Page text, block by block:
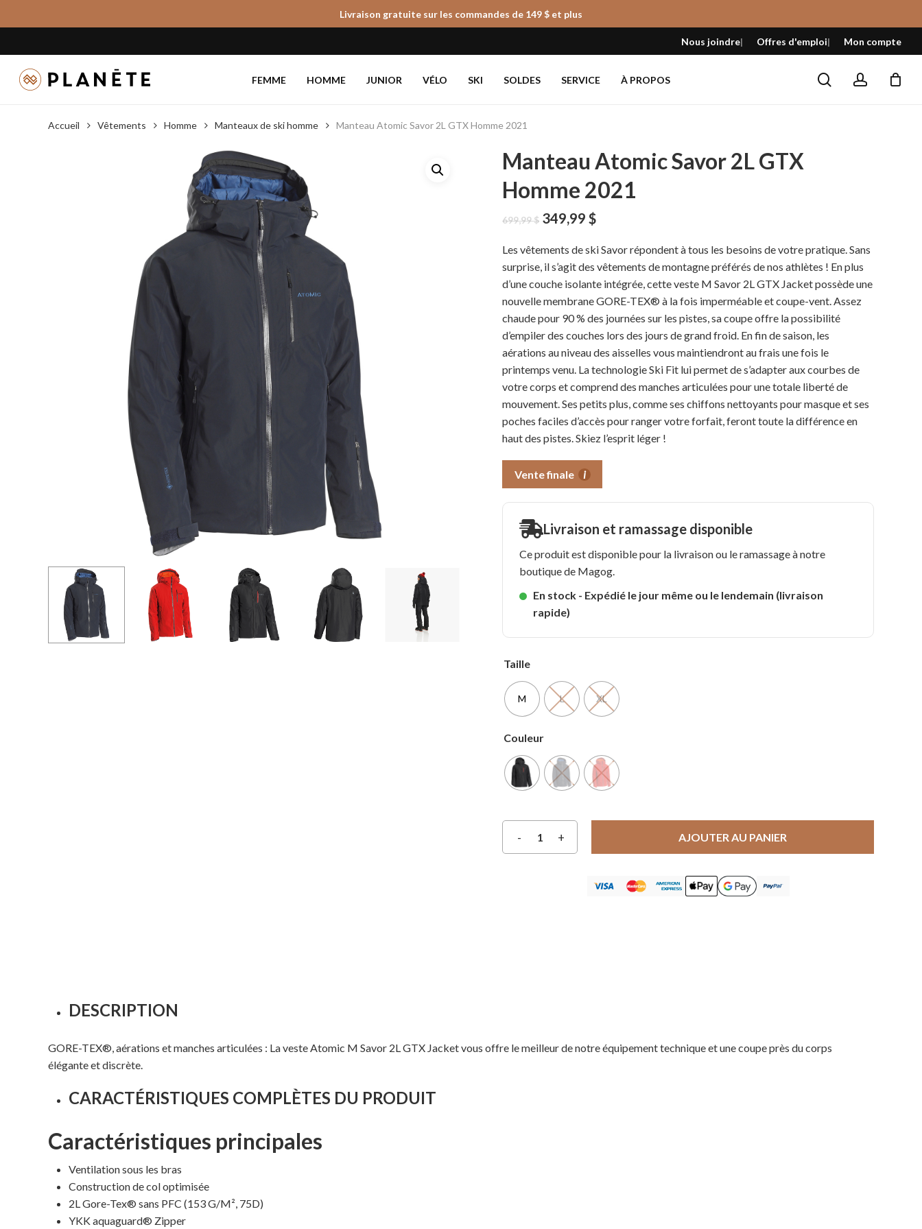
to
content
Livraison gratuite sur les commandes de 149 $ et plus
Nous joindre Offres d'emploi Mon compte
FEMME HOMME JUNIOR VÉLO SKI SOLDES SERVICE À PROPOS searchaccount
Fermer
le
panier
Accueil Vêtements Homme Manteaux de ski homme Manteau Atomic Savor 2L GTX Homme 2021
Manteau Atomic Savor 2L GTX
Homme 2021
699,99$ Le
initial
était :
699,99 $.
349,99$Le
actuel
est :
349,99 $.
Les vêtements de ski Savor répondent à tous les besoins de votre pratique. Sans
surprise, il s’agit des vêtements de montagne préférés de nos athlètes ! En plus
d’une couche isolante intégrée, cette veste M Savor 2L GTX Jacket possède une
nouvelle membrane GORE-TEX® à la fois imperméable et coupe-vent. Assez
chaude pour 90 % des journées sur les pistes, sa coupe offre la possibilité
d’empiler des couches lors des jours de grand froid. En fin de saison, les
aérations au niveau des aisselles vous maintiendront au frais une fois le
printemps venu. La technologie Ski Fit lui permet de s’adapter aux courbes de
votre corps et comprend des manches articulées pour une totale liberté de
mouvement. Ses petits plus, comme ses chiffons nettoyants pour masque et ses
poches faciles d’accès pour ranger votre forfait, feront toute la différence en
haut des pistes. Skiez l’esprit léger !
Vente finale i
Livraison et ramassage disponible
Ce produit est disponible pour la livraison ou le ramassage à notre
boutique de Magog.
En stock - Expédié le jour même ou le lendemain (livraison
rapide)
Taille
M L XL
Couleur
AJOUTER AU PANIER
DESCRIPTION
GORE-TEX®, aérations et manches articulées : La veste Atomic M Savor 2L GTX Jacket vous offre le meilleur de notre équipement technique et une coupe près du corps
élégante et discrète.
CARACTÉRISTIQUES COMPLÈTES DU PRODUIT
Caractéristiques principales
Ventilation sous les bras
Construction de col optimisée
2L Gore-Tex® sans PFC (153 G/M², 75D)
YKK aquaguard® Zipper